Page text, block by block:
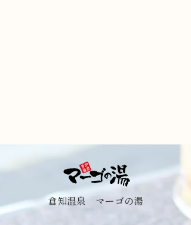
倉知温泉 マーゴの湯